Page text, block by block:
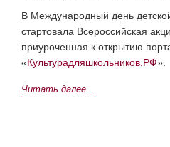
В Международный день
стартовала Всероссийская
приуроченная к открытию
«Культурадляшкольников.РФ».
Читать далее...